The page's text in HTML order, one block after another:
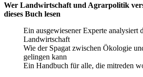
Wer Landwirtschaft und Agrarpolitik
dieses Buch lesen
Ein ausgewiesener Experte analysiert
Landwirtschaft
Wie der Spagat zwischen Ökologie
gelingen kann
Ein Handbuch für alle, die mitreden